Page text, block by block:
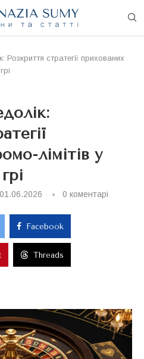
Розкриття стратегії прихованих
лімітів у
01.06.2026 0 коментарі
Facebook
Threads